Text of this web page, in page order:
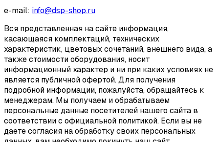
e-mail: info@dsp-shop.ru
Вся представленная на сайте информация,
касающаяся комплектаций, технических
характеристик, цветовых сочетаний, внешнего вида, а
также стоимости оборудования, носит
информационный характер и ни при каких условиях не
является публичной офертой. Для получения
подробной информации, пожалуйста, обращайтесь к
менеджерам. Мы получаем и обрабатываем
персональные данные посетителей нашего сайта в
соответствии с официальной политикой. Если вы не
даете согласия на обработку своих персональных